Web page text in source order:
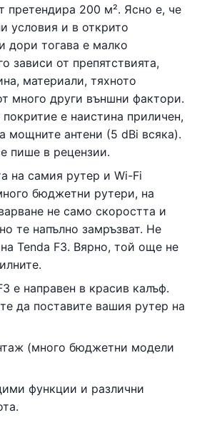
претендира 200 м². Ясно е, че
условия и в открито
дори тогава е малко
зависи от препятствията,
материали, тяхното
много други външни фактори.
е наистина приличен,
мощните антени (5 dBi всяка).
пише в рецензии.
на самия рутер и Wi-Fi
бюджетни рутери, на
не само скоростта и
те напълно замръзват. Не
Tenda F3. Вярно, той още не
е направен в красив калъф.
да поставите вашия рутер на
(много бюджетни модели
функции и различни